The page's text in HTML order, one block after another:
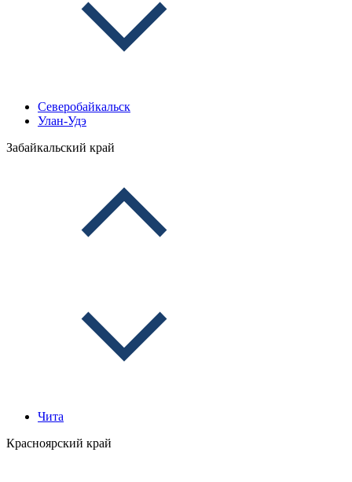
Северобайкальск
Улан-Удэ
Забайкальский край
Чита
Красноярский край